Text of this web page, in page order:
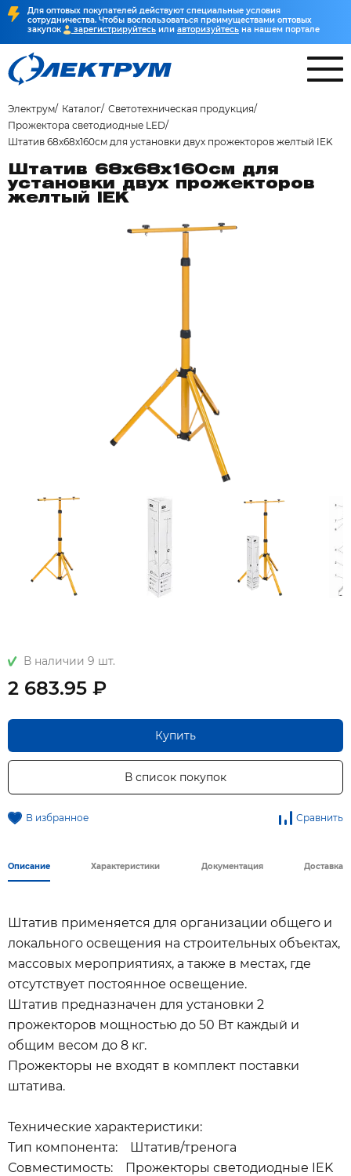
Для оптовых покупателей действуют специальные условия
сотрудничества. Чтобы воспользоваться преимуществами оптовых
закупок
зарегистрируйтесь или авторизуйтесь на нашем портале
Электрум Каталог Светотехническая продукция
Прожектора светодиодные LED
Штатив 68х68х160см для установки двух прожекторов желтый IEK
Штатив 68х68х160см для
установки двух прожекторов
желтый IEK
В наличии 9 шт.
2 683.95 ₽
Купить
В список покупок
В избранное Сравнить
Описание Характеристики Документация Доставка
Штатив применяется для организации общего и
локального освещения на строительных объектах,
массовых мероприятиях, а также в местах, где
отсутствует постоянное освещение.
Штатив предназначен для установки 2
прожекторов мощностью до 50 Вт каждый и
общим весом до 8 кг.
Прожекторы не входят в комплект поставки
штатива.
Технические характеристики:
Тип компонента: Штатив/тренога
Совместимость: Прожекторы светодиодные IEK